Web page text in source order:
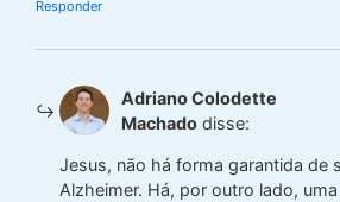
Responder
Adriano Colodette
Machado disse:
Jesus, não há forma garantida de
Alzheimer. Há, por outro lado,